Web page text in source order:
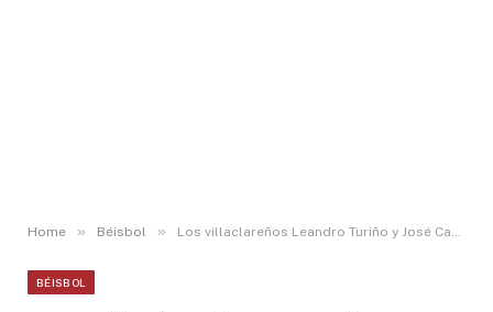
Home » Béisbol » Los villaclareños Leandro Turiño y José Carlos Rodriguez emigran de Cuba buscando MLB
BÉISBOL